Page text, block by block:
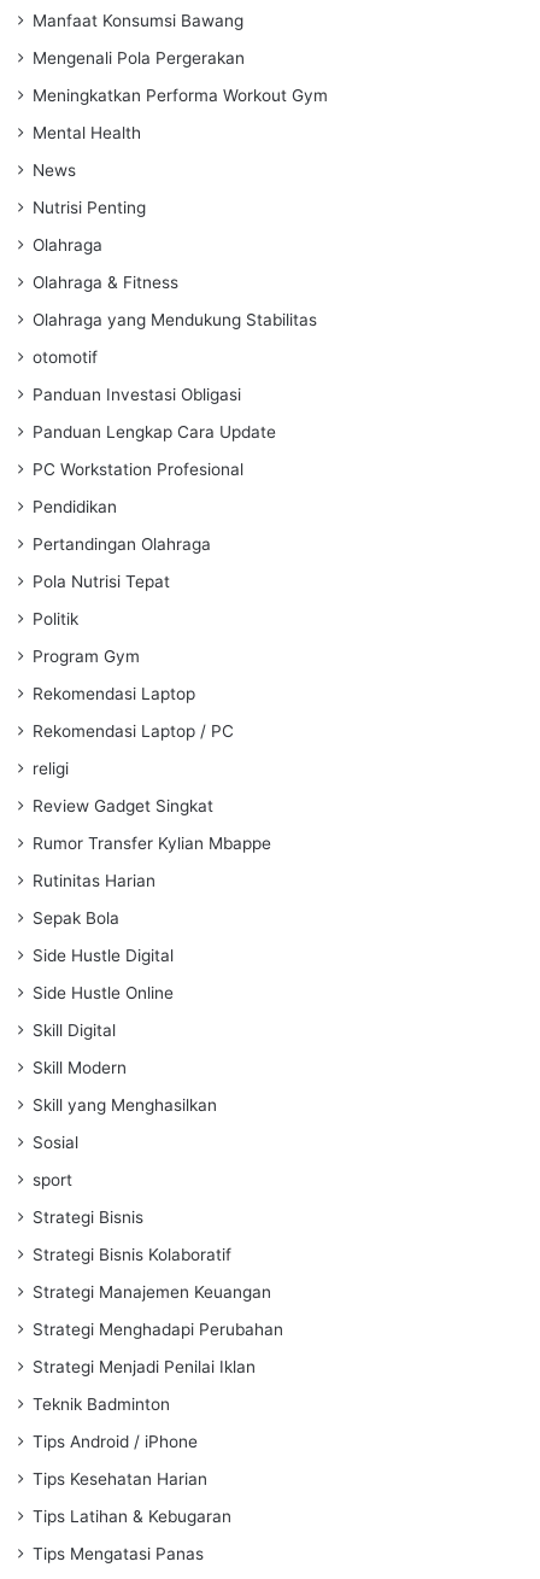
Manfaat Konsumsi Bawang
Mengenali Pola Pergerakan
Meningkatkan Performa Workout Gym
Mental Health
News
Nutrisi Penting
Olahraga
Olahraga & Fitness
Olahraga yang Mendukung Stabilitas
otomotif
Panduan Investasi Obligasi
Panduan Lengkap Cara Update
PC Workstation Profesional
Pendidikan
Pertandingan Olahraga
Pola Nutrisi Tepat
Politik
Program Gym
Rekomendasi Laptop
Rekomendasi Laptop / PC
religi
Review Gadget Singkat
Rumor Transfer Kylian Mbappe
Rutinitas Harian
Sepak Bola
Side Hustle Digital
Side Hustle Online
Skill Digital
Skill Modern
Skill yang Menghasilkan
Sosial
sport
Strategi Bisnis
Strategi Bisnis Kolaboratif
Strategi Manajemen Keuangan
Strategi Menghadapi Perubahan
Strategi Menjadi Penilai Iklan
Teknik Badminton
Tips Android / iPhone
Tips Kesehatan Harian
Tips Latihan & Kebugaran
Tips Mengatasi Panas